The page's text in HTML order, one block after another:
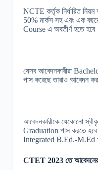
NCTE কর্তৃক নির্ধারিত
50% মার্কস সহ এবং এক
Course এ অবতীর্ণ হতে হবে।
যেসব আবেদনকারীরা
পাস করেছে তারাও আবেদন
আবেদনকারীকে যেকোনো
Graduation পাস করতে হবে
Integrated B.Ed.-M.Ed
CTET 2023 তে